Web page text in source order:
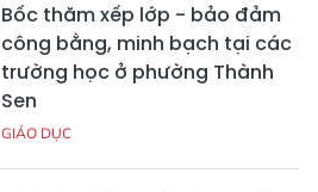
Bốc thăm xếp lớp - bảo đảm
công bằng, minh bạch tại các
trường học ở phường Thành
Sen
GIÁO DỤC